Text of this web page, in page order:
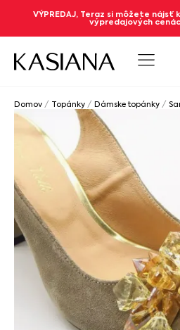
VÝPREDAJ, Teraz si môžete
výpredajových
Domov / Topánky / Dámske topánky /